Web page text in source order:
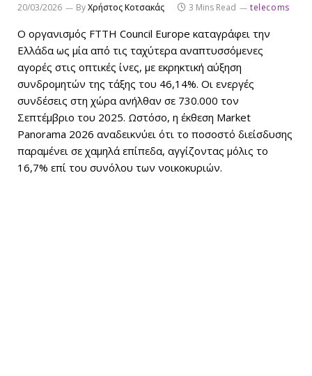
20/03/2026 ByΧρήστος Κοτσακάς 3 Mins Read telecoms
Ο οργανισμός FTTH Council Europe καταγράφει την
Ελλάδα ως μία από τις ταχύτερα αναπτυσσόμενες
αγορές στις οπτικές ίνες, με εκρηκτική αύξηση
συνδρομητών της τάξης του 46,14%. Οι ενεργές
συνδέσεις στη χώρα ανήλθαν σε 730.000 τον
Σεπτέμβριο του 2025. Ωστόσο, η έκθεση Market
Panorama 2026 αναδεικνύει ότι το ποσοστό διείσδυσης
παραμένει σε χαμηλά επίπεδα, αγγίζοντας μόλις το
16,7% επί του συνόλου των νοικοκυριών.